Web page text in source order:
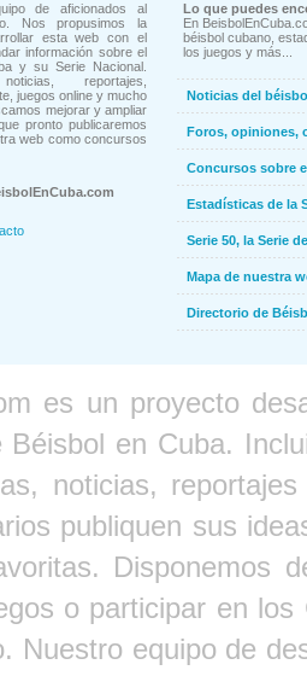
de aficionados al
Nos propusimos la
esta web con el
información sobre el
y su Serie Nacional.
reportajes,
juegos online y mucho
mejorar y ampliar
pronto publicaremos
web como concursos
Lo que puedes
En
béisbol cubano,
los juegos y más...
Noticias del
Foros, opiniones,
Concursos sobre
Estadísticas de la
Serie 50, la Serie
Mapa de nuestra
Directorio de
es un proyecto
Béisbol en Cuba.
noticias,
publiquen sus
Disponemos
o participar en
Nuestro equipo de